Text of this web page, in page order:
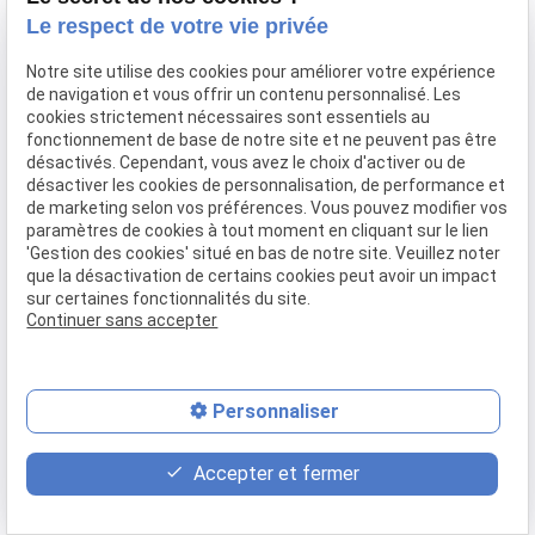
Confier mon bien
Contact
Mentions légalesPolitique de confidentialité
Gestion des cookiesPlan du site
place
Plan d'accès
contact_page
Contact
phone
04 37 28 61 56
Le respect de votre vie privée
Notre site utilise des cookies pour améliorer votre expérience
de navigation et vous offrir un contenu personnalisé. Les
cookies strictement nécessaires sont essentiels au
fonctionnement de base de notre site et ne peuvent pas être
désactivés. Cependant, vous avez le choix d'activer ou de
désactiver les cookies de personnalisation, de performance et
de marketing selon vos préférences. Vous pouvez modifier vos
paramètres de cookies à tout moment en cliquant sur le lien
'Gestion des cookies' situé en bas de notre site. Veuillez noter
que la désactivation de certains cookies peut avoir un impact
sur certaines fonctionnalités du site.
Continuer sans accepter
Personnaliser
Accepter et fermer